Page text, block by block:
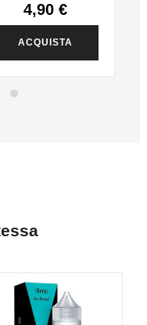
4,90 €
ACQUISTA